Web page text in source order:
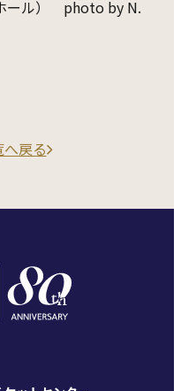
ール） photo by N.
戻る